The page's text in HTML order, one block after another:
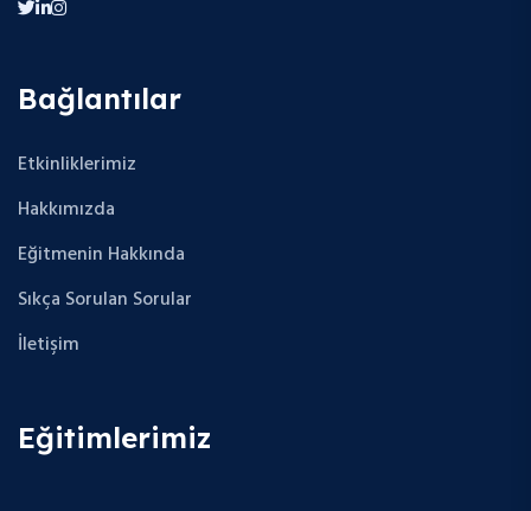
Bağlantılar
Etkinliklerimiz
Hakkımızda
Eğitmenin Hakkında
Sıkça Sorulan Sorular
İletişim
Eğitimlerimiz